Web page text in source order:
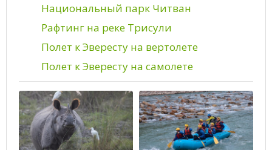
Национальный парк Читван
Рафтинг на реке Трисули
Полет к Эвересту на вертолете
Полет к Эвересту на самолете